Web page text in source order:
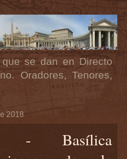
se dan en Directo
Oradores, Tenores,
2018
- Basílica